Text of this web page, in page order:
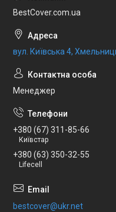
BestCover.com.ua
вул. Київська 4,
Менеджер
+380 (67) 311-85-66
Київстар
+380 (63) 350-32-55
Lifecell
bestcover@ukr.net